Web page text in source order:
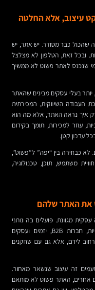
עיצוב, אלא החלטה
שהכול כבר מסודר. יש אתר, יש
ובכל זאת, הטלפון לא מצלצל
שנכנס לאתר פשוט לא ממשיך
בעלי עסקים מבינים שהאתר
השיווקית, המכירתית
איך נראה האתר, אלא מה הוא
עוזר למכירות, תומך בקידום
עדכון קטן.
לא כבחירה בין “יפה” ל”פשוט”,
משתמש, תוכן, טכנולוגיה,
את האתר שלהם
מגוונת. פועלים בה נותני
שירותים, קליניקות, משרדים מקצועיים, חנויות, חברות B2B, יזמים ועסקים
לידם, אלא גם עם שחקנים
זה עיצוב שנשאר מאחור.
אחרים, האתר פשוט לא מותאם